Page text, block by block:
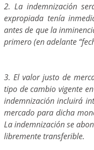
2. La indemnización
expropiada tenía
antes de que la
primero (en adelante
3. El valor justo de
tipo de cambio vigente
indemnización incluirá
mercado para dicha
La indemnización se
libremente transferible.